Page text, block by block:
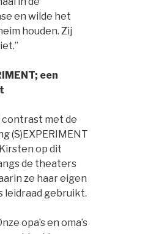
en wilde het
houden. Zij
een
met de
(S)EXPERIMENT
op dit
de theaters
ze haar eigen
leidraad gebruikt.
opa’s en oma’s